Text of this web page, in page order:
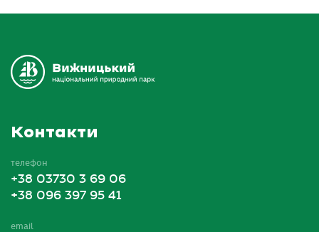
Контакти
телефон
+38 03730 3 69 06
+38 096 397 95 41
email